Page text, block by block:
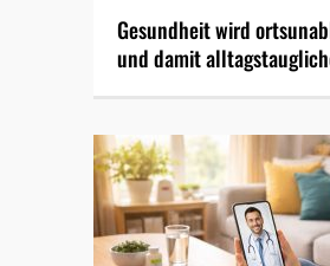
Gesundheit wird
und damit